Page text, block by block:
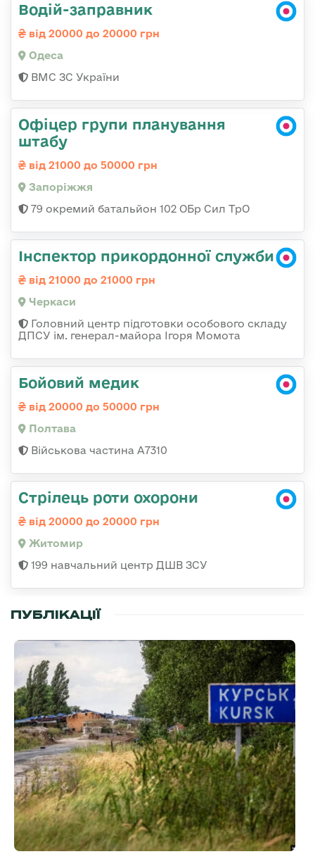
Водій-заправник
від 20000 до 20000 грн
Одеса
ВМС ЗС України
Офіцер групи планування
штабу
від 21000 до 50000 грн
Запоріжжя
79 окремий батальйон 102 ОБр Сил ТрО
Інспектор прикордонної служби
від 21000 до 21000 грн
Черкаси
Головний центр підготовки особового складу
ДПСУ ім. генерал-майора Ігоря Момота
Бойовий медик
від 20000 до 50000 грн
Полтава
Військова частина A7310
Стрілець роти охорони
від 20000 до 20000 грн
Житомир
199 навчальний центр ДШВ ЗСУ
ПУБЛІКАЦІЇ